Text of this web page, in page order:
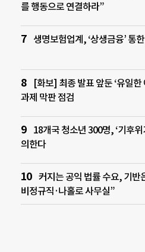
를 행동으로 연결하라”
생명보험업계, ‘상생금융’ 통
[화보] 최종 발표 앞둔 ‘유일
과제 막판 점검
18개국 청소년 300명, ‘기후위
의한다
커지는 공익 법률 수요, 기
비정규직·나홀로 사무실”